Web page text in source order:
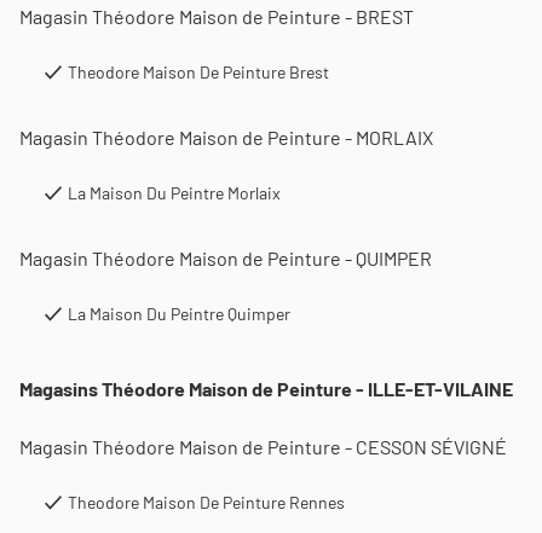
Magasin Théodore Maison de Peinture - BREST
Theodore Maison De Peinture Brest
Magasin Théodore Maison de Peinture - MORLAIX
La Maison Du Peintre Morlaix
Magasin Théodore Maison de Peinture - QUIMPER
La Maison Du Peintre Quimper
Magasins Théodore Maison de Peinture - ILLE-ET-VILAINE
Magasin Théodore Maison de Peinture - CESSON SÉVIGNÉ
Theodore Maison De Peinture Rennes